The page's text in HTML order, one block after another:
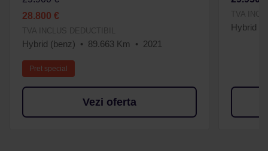
28.800 €
TVA INCLUS DEDUCTIBIL
Hybrid (benz) 89.663 Km 2021
Pret special
Vezi oferta
TVA
Hybrid